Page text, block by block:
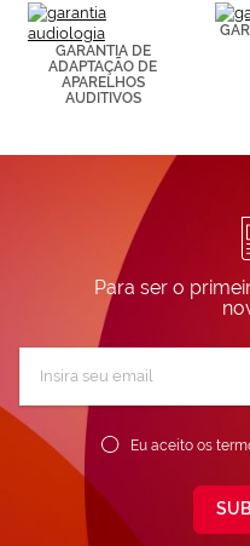
GARANTIA DE
ADAPTAÇÃO DE
APARELHOS
AUDITIVOS
Para ser o
Newsletter:
Eu aceito os